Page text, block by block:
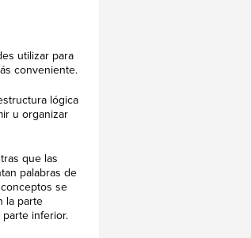
utilizar para
conveniente.
lógica
u organizar
que las
palabras de
se
la parte
inferior.